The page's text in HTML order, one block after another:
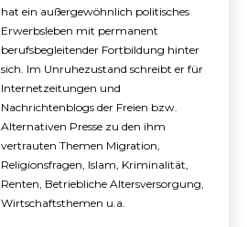
hat ein außergewöhnlich politisches
Erwerbsleben mit permanent
berufsbegleitender Fortbildung hinter
sich. Im Unruhezustand schreibt er für
Internetzeitungen und
Nachrichtenblogs der Freien bzw.
Alternativen Presse zu den ihm
vertrauten Themen Migration,
Religionsfragen, Islam, Kriminalität,
Renten, Betriebliche Altersversorgung,
Wirtschaftsthemen u.a.